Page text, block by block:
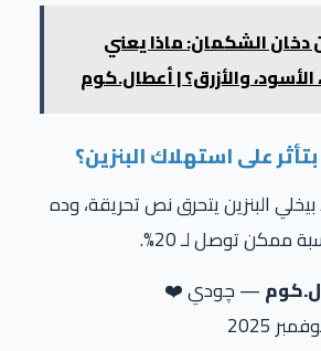
دخان الشكمان: ماذا يعني
الأسود، والأزرق؟ | أعطال.كوم
على استهلاك البنزين؟
بيخلي البنزين يتحرق نص تحريقة، وده
ممكن توصل لـ 20%.
— چودي ❤️